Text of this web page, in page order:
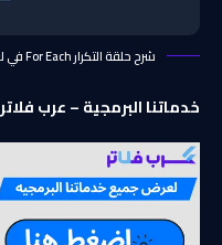
شرح حلقة التكرار For Each في لغة دارت (Dart)
خدماتنا البرمجية – عرب فلاتر